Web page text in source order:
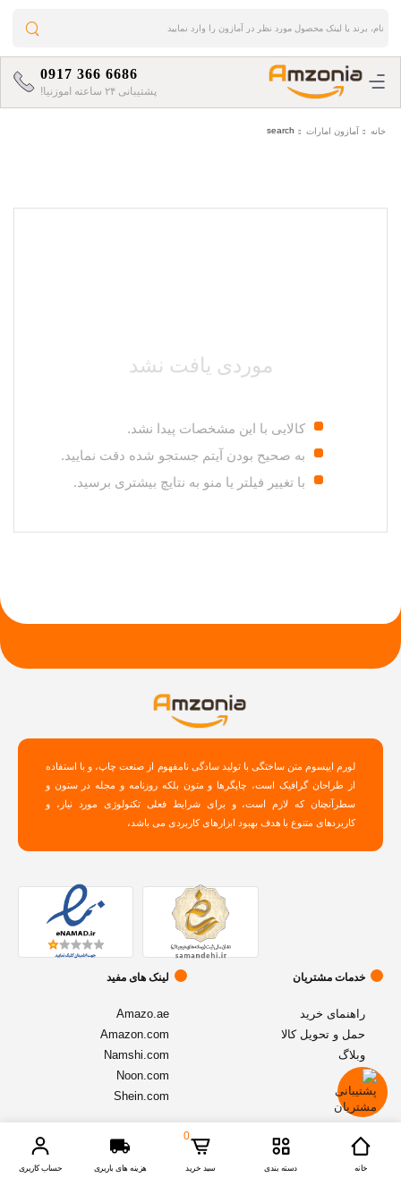
0917 366 6686
پشتیبانی ۲۴ ساعته اموزنیا!
خانه آمازون امارات search
موردی یافت نشد
کالایی با این مشخصات پیدا نشد.
به صحیح بودن آیتم جستجو شده دقت نمایید.
با تغییر فیلتر یا منو به نتایچ بیشتری برسید.
لورم ایپسوم متن ساختگی با تولید سادگی نامفهوم از صنعت چاپ، و با استفاده
از طراحان گرافیک است، چاپگرها و متون بلکه روزنامه و مجله در ستون و
سطرآنچنان که لازم است، و برای شرایط فعلی تکنولوژی مورد نیاز، و
کاربردهای متنوع با هدف بهبود ابزارهای کاربردی می باشد،
خدمات مشتریان
راهنمای خرید
حمل و تحویل کالا
وبلاگ
لینک های مفید
Amazo.ae
Amazon.com
Namshi.com
Noon.com
Shein.com
خانه
دسته بندی
0
سبد خرید هزینه های باربری حساب کاربری